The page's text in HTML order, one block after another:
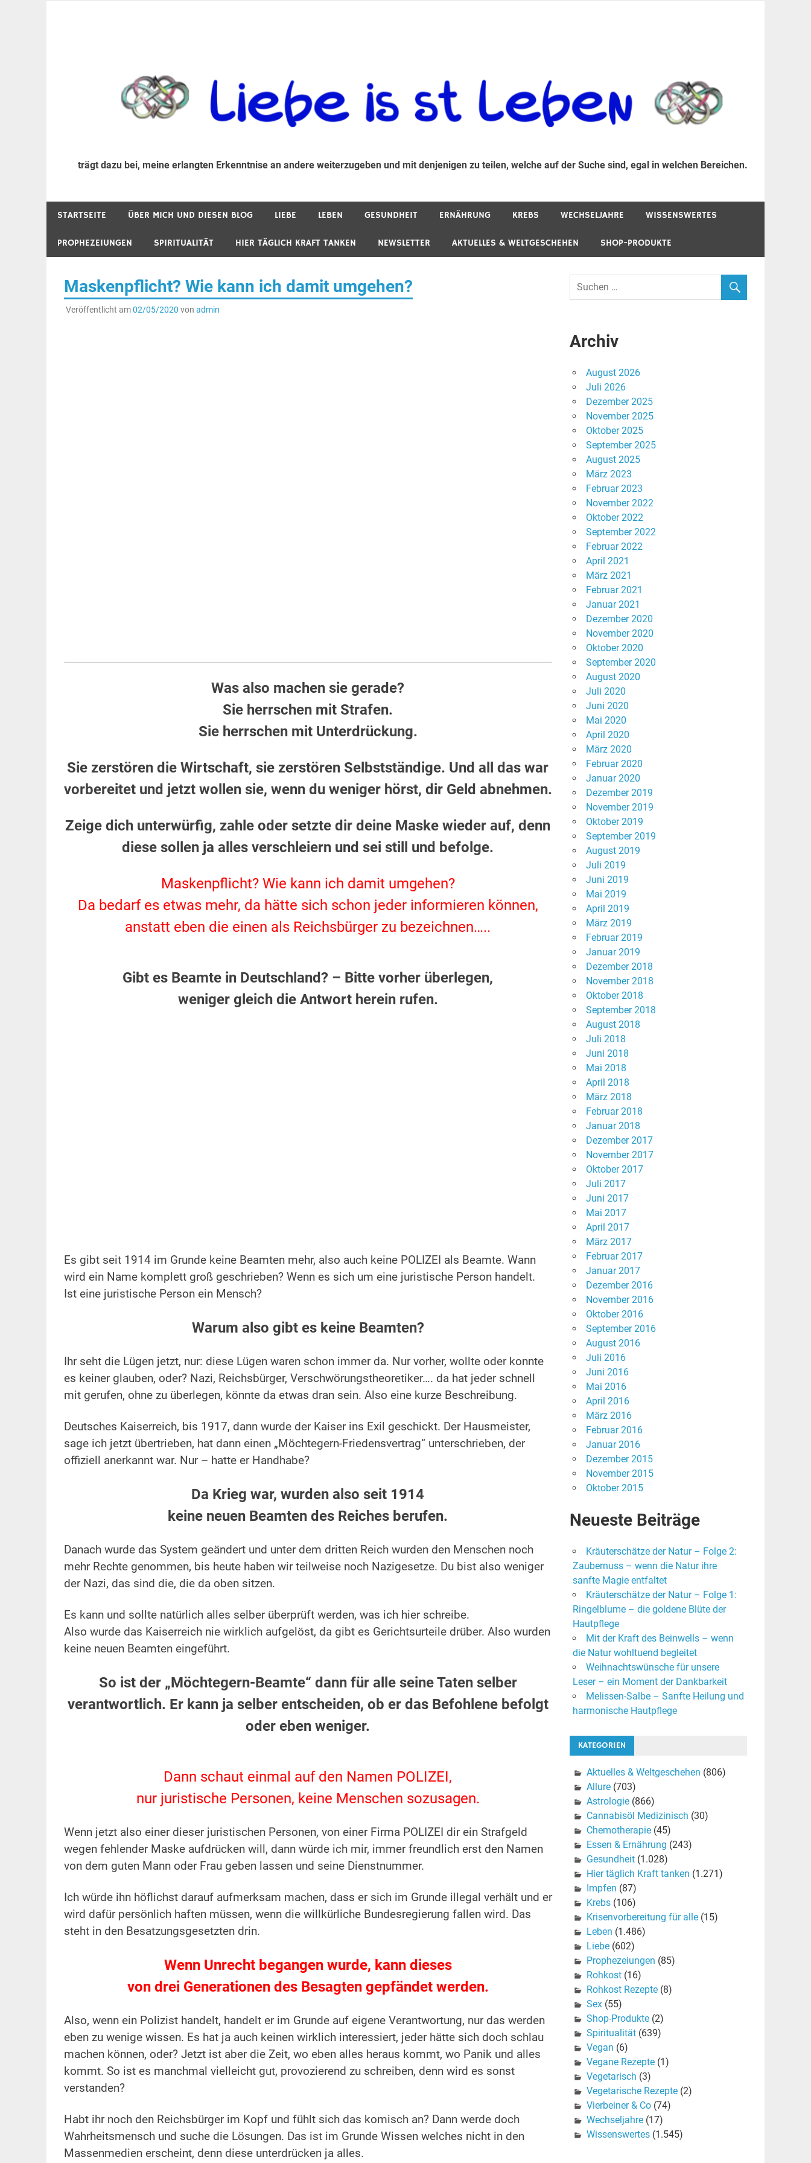
trägt dazu bei, meine erlangten Erkenntnise an andere weiterzugeben und mit denjenigen zu teilen, welche auf der Suche sind, egal in welchen Bereichen.
STARTSEITE ÜBER MICH UND DIESEN BLOG LIEBE LEBEN GESUNDHEIT ERNÄHRUNG KREBS WECHSELJAHRE WISSENSWERTES
PROPHEZEIUNGEN SPIRITUALITÄT HIER TÄGLICH KRAFT TANKEN NEWSLETTER AKTUELLES & WELTGESCHEHEN SHOP-PRODUKTE
Maskenpflicht? Wie kann ich damit umgehen?
Veröffentlicht am02/05/2020 von admin
Was also machen sie gerade?
Sie herrschen mit Strafen.
Sie herrschen mit Unterdrückung.
Sie zerstören die Wirtschaft, sie zerstören Selbstständige. Und all das war
vorbereitet und jetzt wollen sie, wenn du weniger hörst, dir Geld abnehmen.
Zeige dich unterwürfig, zahle oder setzte dir deine Maske wieder auf, denn
diese sollen ja alles verschleiern und sei still und befolge.
Maskenpflicht? Wie kann ich damit umgehen?
Da bedarf es etwas mehr, da hätte sich schon jeder informieren können,
anstatt eben die einen als Reichsbürger zu bezeichnen…..
Gibt es Beamte in Deutschland? – Bitte vorher überlegen,
weniger gleich die Antwort herein rufen.
Es gibt seit 1914 im Grunde keine Beamten mehr, also auch keine POLIZEI als Beamte. Wann
wird ein Name komplett groß geschrieben? Wenn es sich um eine juristische Person handelt.
Ist eine juristische Person ein Mensch?
Warum also gibt es keine Beamten?
Ihr seht die Lügen jetzt, nur: diese Lügen waren schon immer da. Nur vorher, wollte oder konnte
es keiner glauben, oder? Nazi, Reichsbürger, Verschwörungstheoretiker…. da hat jeder schnell
mit gerufen, ohne zu überlegen, könnte da etwas dran sein. Also eine kurze Beschreibung.
Deutsches Kaiserreich, bis 1917, dann wurde der Kaiser ins Exil geschickt. Der Hausmeister,
sage ich jetzt übertrieben, hat dann einen „Möchtegern-Friedensvertrag“ unterschrieben, der
offiziell anerkannt war. Nur – hatte er Handhabe?
Da Krieg war, wurden also seit 1914
keine neuen Beamten des Reiches berufen.
Danach wurde das System geändert und unter dem dritten Reich wurden den Menschen noch
mehr Rechte genommen, bis heute haben wir teilweise noch Nazigesetze. Du bist also weniger
der Nazi, das sind die, die da oben sitzen.
Es kann und sollte natürlich alles selber überprüft werden, was ich hier schreibe.
Also wurde das Kaiserreich nie wirklich aufgelöst, da gibt es Gerichtsurteile drüber. Also wurden
keine neuen Beamten eingeführt.
So ist der „Möchtegern-Beamte“ dann für alle seine Taten selber
verantwortlich. Er kann ja selber entscheiden, ob er das Befohlene befolgt
oder eben weniger.
Dann schaut einmal auf den Namen POLIZEI,
nur juristische Personen, keine Menschen sozusagen.
Wenn jetzt also einer dieser juristischen Personen, von einer Firma POLIZEI dir ein Strafgeld
wegen fehlender Maske aufdrücken will, dann würde ich mir, immer freundlich erst den Namen
von dem guten Mann oder Frau geben lassen und seine Dienstnummer.
Ich würde ihn höflichst darauf aufmerksam machen, dass er sich im Grunde illegal verhält und er
wird dafür persönlich haften müssen, wenn die willkürliche Bundesregierung fallen wird. Das
steht in den Besatzungsgesetzten drin.
Wenn Unrecht begangen wurde, kann dieses
von drei Generationen des Besagten gepfändet werden.
Also, wenn ein Polizist handelt, handelt er im Grunde auf eigene Verantwortung, nur das werden
eben zu wenige wissen. Es hat ja auch keinen wirklich interessiert, jeder hätte sich doch schlau
machen können, oder? Jetzt ist aber die Zeit, wo eben alles heraus kommt, wo Panik und alles
kommt. So ist es manchmal vielleicht gut, provozierend zu schreiben, denn wird es sonst
verstanden?
Habt ihr noch den Reichsbürger im Kopf und fühlt sich das komisch an? Dann werde doch
Wahrheitsmensch und suche die Lösungen. Das ist im Grunde Wissen welches nicht in den
Massenmedien erscheint, denn diese unterdrücken ja alles.
Archiv
August 2026
Juli 2026
Dezember 2025
November 2025
Oktober 2025
September 2025
August 2025
März 2023
Februar 2023
November 2022
Oktober 2022
September 2022
Februar 2022
April 2021
März 2021
Februar 2021
Januar 2021
Dezember 2020
November 2020
Oktober 2020
September 2020
August 2020
Juli 2020
Juni 2020
Mai 2020
April 2020
März 2020
Februar 2020
Januar 2020
Dezember 2019
November 2019
Oktober 2019
September 2019
August 2019
Juli 2019
Juni 2019
Mai 2019
April 2019
März 2019
Februar 2019
Januar 2019
Dezember 2018
November 2018
Oktober 2018
September 2018
August 2018
Juli 2018
Juni 2018
Mai 2018
April 2018
März 2018
Februar 2018
Januar 2018
Dezember 2017
November 2017
Oktober 2017
Juli 2017
Juni 2017
Mai 2017
April 2017
März 2017
Februar 2017
Januar 2017
Dezember 2016
November 2016
Oktober 2016
September 2016
August 2016
Juli 2016
Juni 2016
Mai 2016
April 2016
März 2016
Februar 2016
Januar 2016
Dezember 2015
November 2015
Oktober 2015
Neueste Beiträge
Kräuterschätze der Natur – Folge 2:
Zaubernuss – wenn die Natur ihre
sanfte Magie entfaltet
Kräuterschätze der Natur – Folge 1:
Ringelblume – die goldene Blüte der
Hautpflege
Mit der Kraft des Beinwells – wenn
die Natur wohltuend begleitet
Weihnachtswünsche für unsere
Leser – ein Moment der Dankbarkeit
Melissen-Salbe – Sanfte Heilung und
harmonische Hautpflege
KATEGORIEN
Aktuelles & Weltgeschehen (806)
Allure(703)
Astrologie(866)
Cannabisöl Medizinisch (30)
Chemotherapie(45)
Essen & Ernährung (243)
Gesundheit(1.028)
Hier täglich Kraft tanken (1.271)
Impfen (87)
Krebs(106)
Krisenvorbereitung für alle(15)
Leben (1.486)
Liebe(602)
Prophezeiungen (85)
Rohkost(16)
Rohkost Rezepte(8)
Sex(55)
Shop-Produkte(2)
Spiritualität(639)
Vegan (6)
Vegane Rezepte(1)
Vegetarisch (3)
Vegetarische Rezepte(2)
Vierbeiner & Co(74)
Wechseljahre(17)
Wissenswertes(1.545)